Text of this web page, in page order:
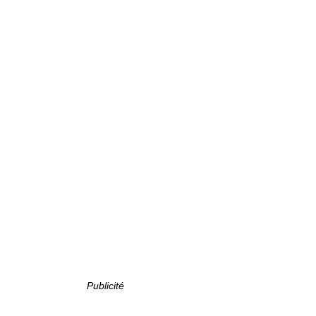
Publicité